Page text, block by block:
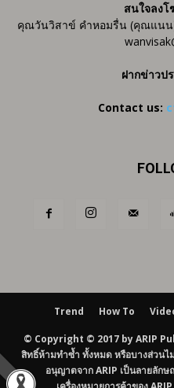
สนใจลง
คุณวันวิสาข์ คำหอมรื่น (คุณแนน)
ฝากข่าวป
Contact us:
Trend How To
© Copyright © 2017 by ARIP
สิทธิ์ห้ามทำซ้ำ ทั้งหมด หรือบางส่วนไ
อนุญาตจาก ARIP เป็นลายลักษ